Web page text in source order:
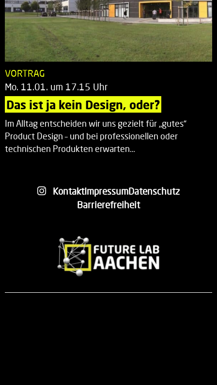
VORTRAG
Mo. 11.01. um 17.15 Uhr
Das ist ja kein Design, oder?
Im Alltag entscheiden wir uns gezielt für „gutes“
Product Design – und bei professionellen oder
technischen Produkten erwarten…
KontaktImpressumDatenschutz
Barrierefreiheit